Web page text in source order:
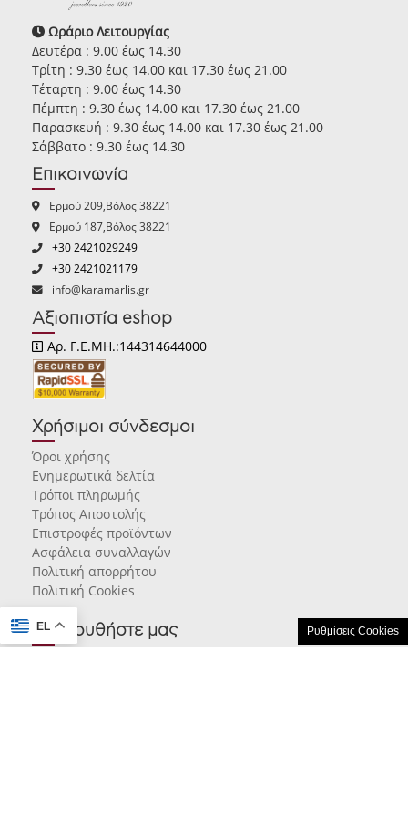
EL Ρυθμίσεις Cookies
Ωράριο Λειτουργίας
Δευτέρα : 9.00 έως 14.30
Τρίτη : 9.30 έως 14.00 και 17.30 έως 21.00
Τέταρτη : 9.00 έως 14.30
Πέμπτη : 9.30 έως 14.00 και 17.30 έως 21.00
Παρασκευή : 9.30 έως 14.00 και 17.30 έως 21.00
Σάββατο : 9.30 έως 14.30
Επικοινωνία
Ερμού 209,Βόλος 38221
Ερμού 187,Βόλος 38221
+30 2421029249
+30 2421021179
info@karamarlis.gr
Αξιοπιστία eshop
Αρ. Γ.Ε.ΜΗ.:144314644000
Χρήσιμοι σύνδεσμοι
Όροι χρήσης
Ενημερωτικά δελτία
Τρόποι πληρωμής
Τρόπος Αποστολής
Επιστροφές προϊόντων
Ασφάλεια συναλλαγών
Πολιτική απορρήτου
Πολιτική Cookies
Ακολουθήστε μας